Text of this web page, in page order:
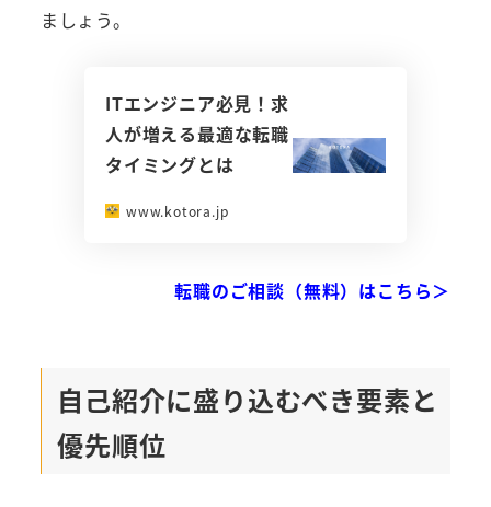
ましょう。
ITエンジニア必見！求
人が増える最適な転職
タイミングとは
www.kotora.jp
転職のご相談（無料）はこちら＞
自己紹介に盛り込むべき要素と
優先順位